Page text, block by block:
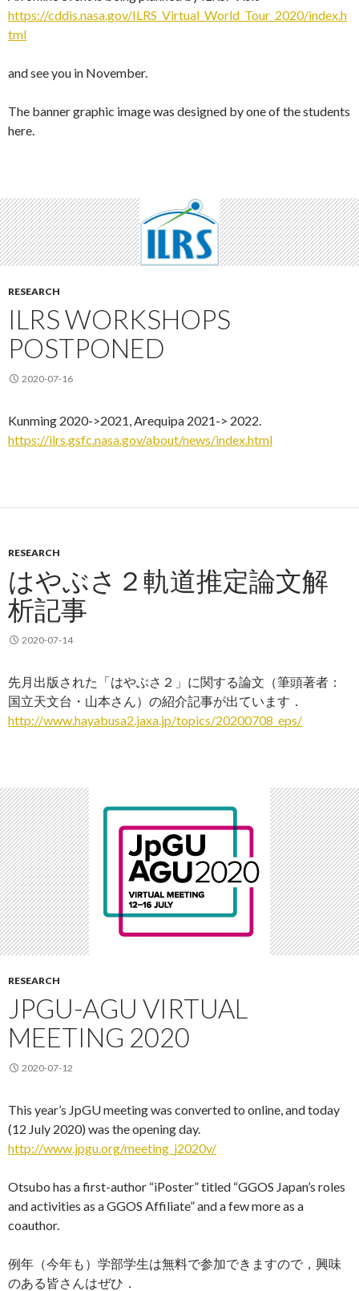
https://cddis.nasa.gov/ILRS_Virtual_World_Tour_2020/index.h
tml
and see you in November.
The banner graphic image was designed by one of the students
here.
RESEARCH
ILRS WORKSHOPS
POSTPONED
2020-07-16
Kunming 2020->2021, Arequipa 2021-> 2022.
https://ilrs.gsfc.nasa.gov/about/news/index.html
RESEARCH
はやぶさ２軌道推定論文解
析記事
2020-07-14
先月出版された「はやぶさ２」に関する論文（筆頭著者：
国立天文台・山本さん）の紹介記事が出ています．
http://www.hayabusa2.jaxa.jp/topics/20200708_eps/
RESEARCH
JPGU-AGU VIRTUAL
MEETING 2020
2020-07-12
This year’s JpGU meeting was converted to online, and today
(12 July 2020) was the opening day.
http://www.jpgu.org/meeting_j2020v/
Otsubo has a first-author “iPoster” titled “GGOS Japan’s roles
and activities as a GGOS Affiliate” and a few more as a
coauthor.
例年（今年も）学部学生は無料で参加できますので，興味
のある皆さんはぜひ．